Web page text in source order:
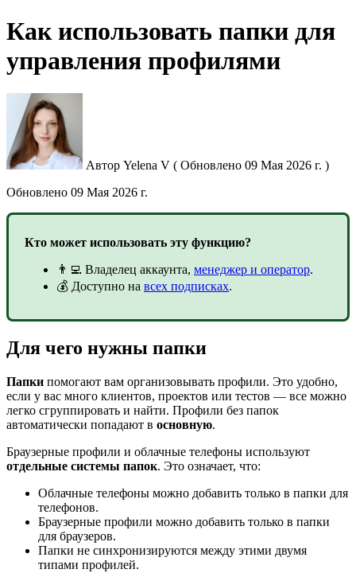
Как использовать папки для
управления профилями
Автор Yelena V ( Обновлено 09 Мая 2026 г. )
Обновлено 09 Мая 2026 г.
Кто может использовать эту функцию?
👨‍💻 Владелец аккаунта, менеджер и оператор.
💰 Доступно на всех подписках.
Для чего нужны папки
Папки помогают вам организовывать профили. Это удобно,
если у вас много клиентов, проектов или тестов — все можно
легко сгруппировать и найти. Профили без папок
автоматически попадают в основную.
Браузерные профили и облачные телефоны используют
отдельные системы папок. Это означает, что:
Облачные телефоны можно добавить только в папки для
телефонов.
Браузерные профили можно добавить только в папки
для браузеров.
Папки не синхронизируются между этими двумя
типами профилей.